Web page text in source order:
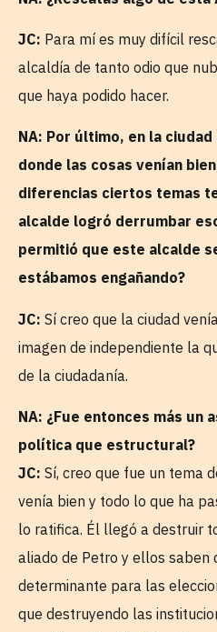
JC: Para mí es muy difícil
alcaldía de tanto odio que
que haya podido hacer.
NA: Por último, en la
donde las cosas venían
diferencias ciertos temas
alcalde logró derrumbar
permitió que este alcalde
estábamos engañando?
JC: Sí creo que la ciudad
imagen de independiente la
de la ciudadanía.
NA: ¿Fue entonces más un
política que estructural?
JC: Sí, creo que fue un tema
venía bien y todo lo que ha
lo ratifica. Él llegó a destruir
aliado de Petro y ellos saben
determinante para las
que destruyendo las